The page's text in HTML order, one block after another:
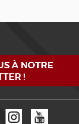
À NOTRE
!